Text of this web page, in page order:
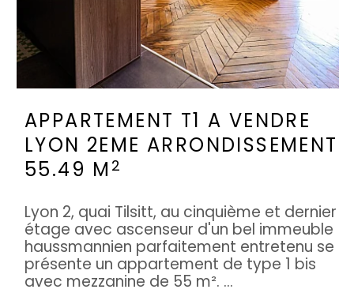
APPARTEMENT T1 A VENDRE
LYON 2EME ARRONDISSEMENT
55.49 M 2
Lyon 2, quai Tilsitt, au cinquième et dernier
étage avec ascenseur d'un bel immeuble
haussmannien parfaitement entretenu se
présente un appartement de type 1 bis
avec mezzanine de 55 m². ...